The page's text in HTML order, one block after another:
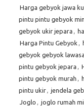
Harga gebyok jawa
pintu pintu gebyok
gebyok ukir jepara ,
Harga Pintu Gebyok ,
gebyok gebyok
pintu gebyok jepara ,
pintu gebyok murah ,
pintu ukir, jendela
Joglo , joglo rumah